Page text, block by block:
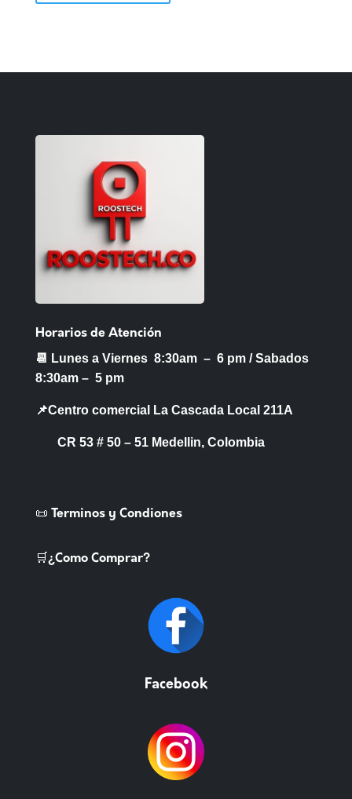
Horarios de Atención
📆 Lunes a Viernes 8:30am – 6 pm /Sabados
8:30am – 5 pm
📌Centro comercial La Cascada Local 211A
CR 53 # 50 – 51 Medellin, Colombia
📜 Terminos y Condiones
🛒¿Como Comprar?
Facebook